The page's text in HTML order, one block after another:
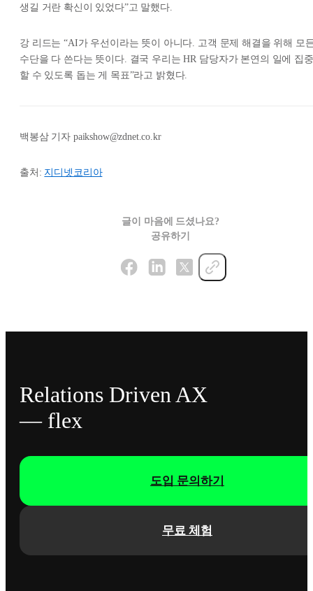
생길 거란 확신이 있었다”고 말했다.
강 리드는 “AI가 우선이라는 뜻이 아니다. 고객 문제 해결을 위해 모
수단을 다 쓴다는 뜻이다. 결국 우리는 HR 담당자가 본연의 일에 집중
할 수 있도록 돕는 게 목표”라고 밝혔다.
백봉삼 기자 paikshow@zdnet.co.kr
출처: 지디넷코리아
글이 마음에 드셨나요?
공유하기
Relations Driven AX
— flex
무료 체험
도입 문의하기